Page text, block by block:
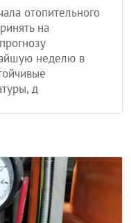
отопительного
на
неделю в
д